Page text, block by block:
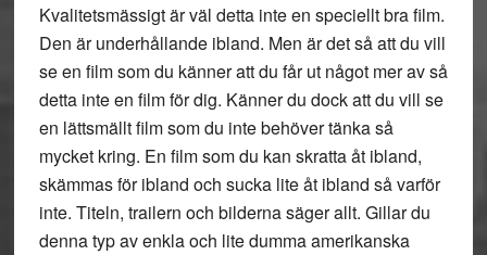
Kvalitetsmässigt är väl detta inte en speciellt bra film.
Den är underhållande ibland. Men är det så att du vill
se en film som du känner att du får ut något mer av så
detta inte en film för dig. Känner du dock att du vill se
en lättsmällt film som du inte behöver tänka så
mycket kring. En film som du kan skratta åt ibland,
skämmas för ibland och sucka lite åt ibland så varför
inte. Titeln, trailern och bilderna säger allt. Gillar du
denna typ av enkla och lite dumma amerikanska